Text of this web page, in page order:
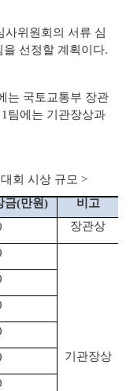
사위원회의 서류 심
선정할 계획이다.
는 국토교통부 장관
팀에는 기관장상과
회 시상 규모 >
금(만원)
비고
장관상
기관장상